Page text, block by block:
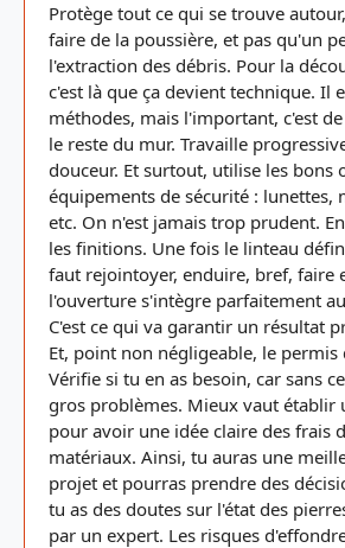
Protège tout ce qui se trouve
faire de la poussière, et pas qu'un
l'extraction des débris. Pour la
c'est là que ça devient technique. Il
méthodes, mais l'important, c'est
le reste du mur. Travaille
douceur. Et surtout, utilise les bons
équipements de sécurité : lunettes,
etc. On n'est jamais trop prudent.
les finitions. Une fois le linteau
faut rejointoyer, enduire, bref, faire
l'ouverture s'intègre parfaitement
C'est ce qui va garantir un résultat
Et, point non négligeable, le permis
Vérifie si tu en as besoin, car sans
gros problèmes. Mieux vaut établir
pour avoir une idée claire des frais
matériaux. Ainsi, tu auras une
projet et pourras prendre des
tu as des doutes sur l'état des
par un expert. Les risques